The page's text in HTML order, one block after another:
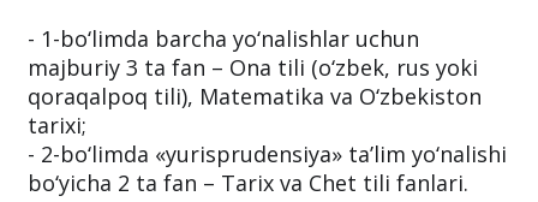
- 1-bo‘limda barcha yo‘nalishlar uchun
majburiy 3 ta fan – Ona tili (o‘zbek, rus yoki
qoraqalpoq tili), Matematika va O‘zbekiston
tarixi;
- 2-bo‘limda «yurisprudensiya» ta’lim yo‘nalishi
bo‘yicha 2 ta fan – Tarix va Chet tili fanlari.